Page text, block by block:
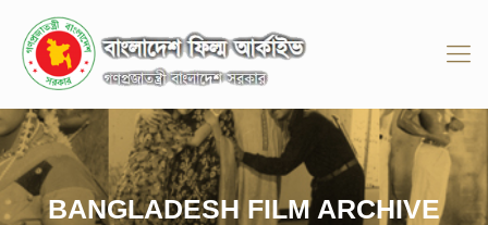
BANGLADESH FILM ARCHIVE